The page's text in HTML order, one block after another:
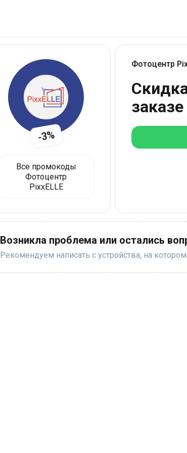
-3%
Все промокоды
Фотоцентр
PixxELLE
Фотоцентр
Возникла проблема или остались
Рекомендуем написать с устройства, на